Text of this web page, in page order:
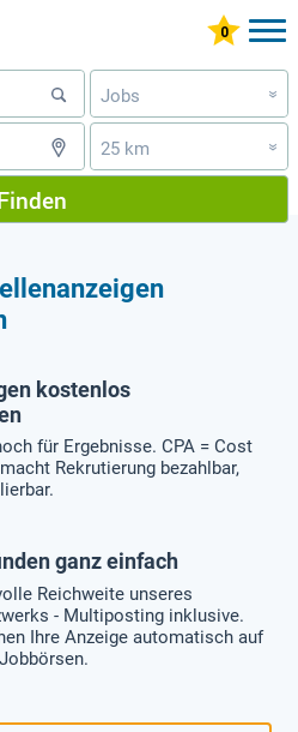
Jobs »
25 km »
kostenlos
für Ergebnisse. CPA = Cost
Rekrutierung bezahlbar,
ganz einfach
Reichweite unseres
- Multiposting inklusive.
Ihre Anzeige automatisch auf